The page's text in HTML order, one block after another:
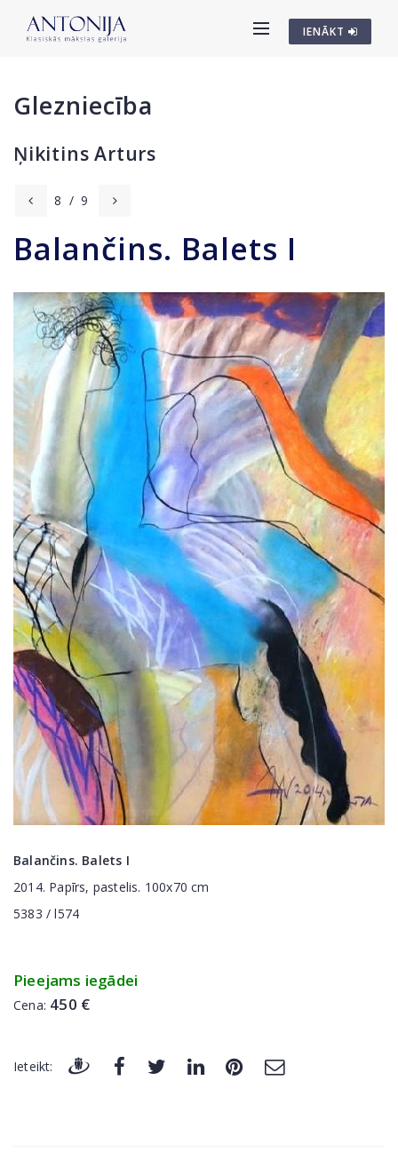
IENĀKT
Glezniecība
Ņikitins Arturs
8 / 9
Balančins. Balets I
Balančins. Balets I
2014. Papīrs, pastelis. 100x70 cm
5383 / l574
Pieejams iegādei
Cena: 450 €
Ieteikt: